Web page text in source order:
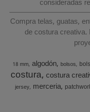
consideradas
Compra telas, guatas,
de costura
18 mm algodón bolsos
costura costura
jersey merceria